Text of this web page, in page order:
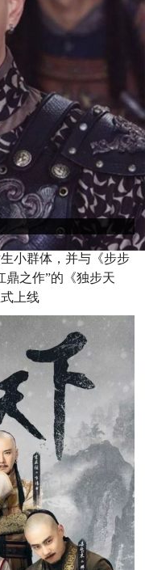
小群体，并与《步步
鼎之作”的《独步天
上线